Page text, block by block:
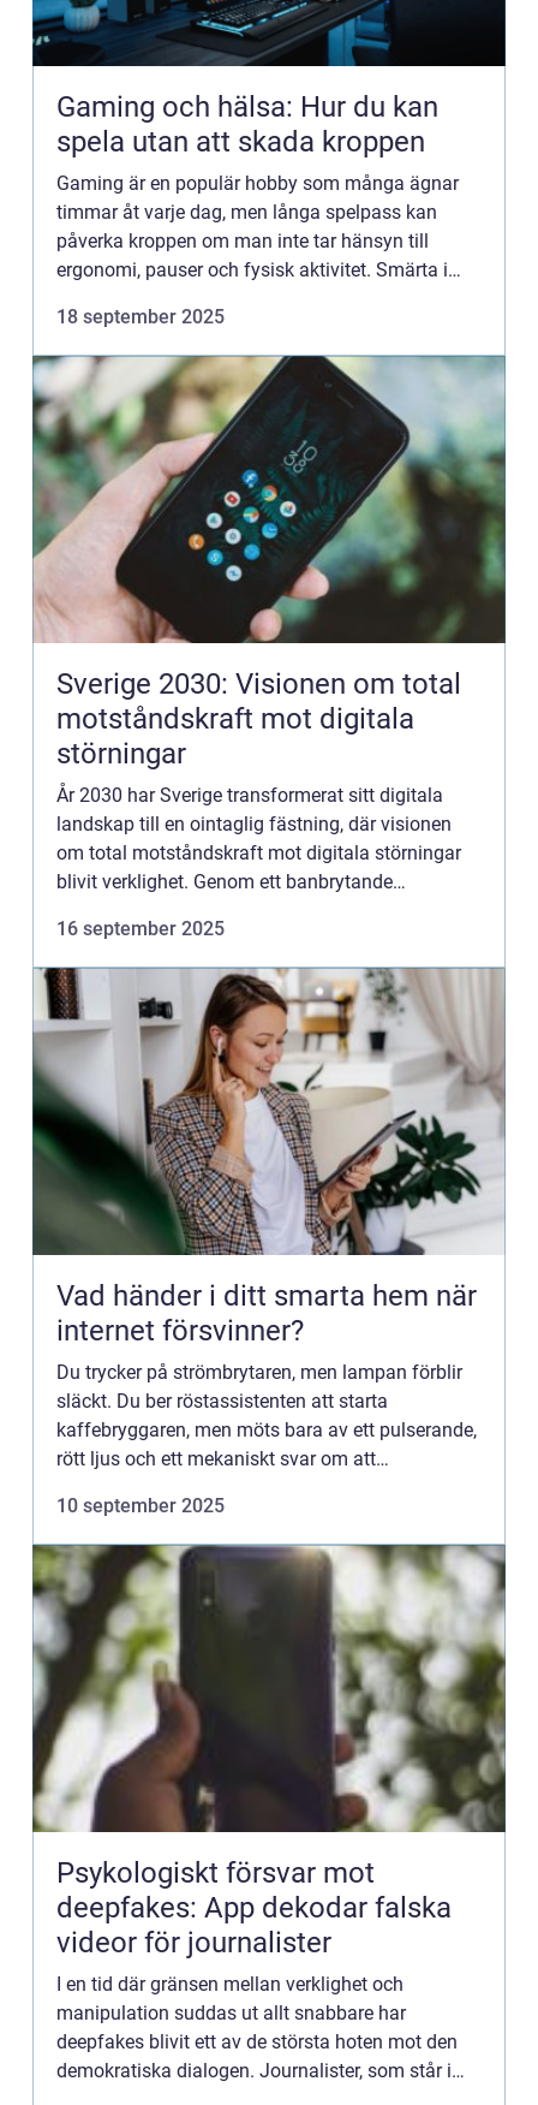
Gaming och hälsa: Hur du kan
spela utan att skada kroppen
Gaming är en populär hobby som många ägnar
timmar åt varje dag, men långa spelpass kan
påverka kroppen om man inte tar hänsyn till
ergonomi, pauser och fysisk aktivitet. Smärta i
18 september 2025
Sverige 2030: Visionen om total
motståndskraft mot digitala
störningar
År 2030 har Sverige transformerat sitt digitala
landskap till en ointaglig fästning, där visionen
om total motståndskraft mot digitala störningar
blivit verklighet. Genom ett banbrytande
16 september 2025
Vad händer i ditt smarta hem när
internet försvinner?
Du trycker på strömbrytaren, men lampan förblir
släckt. Du ber röstassistenten att starta
kaffebryggaren, men möts bara av ett pulserande,
rött ljus och ett mekaniskt svar om att
10 september 2025
Psykologiskt försvar mot
deepfakes: App dekodar falska
videor för journalister
I en tid där gränsen mellan verklighet och
manipulation suddas ut allt snabbare har
deepfakes blivit ett av de största hoten mot den
demokratiska dialogen. Journalister, som står i